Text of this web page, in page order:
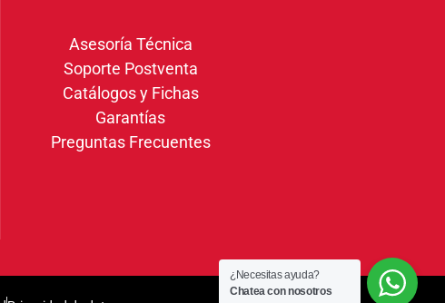
Asesoría Técnica
Soporte Postventa
Catálogos y Fichas
Garantías
Preguntas Frecuentes
¿Necesitas ayuda?
Chatea con nosotros